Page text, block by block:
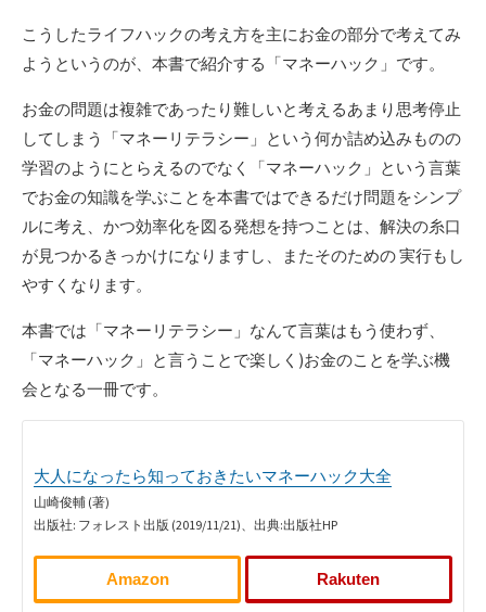
こうしたライフハックの考え方を主にお金の部分で考えてみ
ようというのが、本書で紹介する「マネーハック」です。
お金の問題は複雑であったり難しいと考えるあまり思考停止
してしまう「マネーリテラシー」という何か詰め込みものの
学習のようにとらえるのでなく「マネーハック」という言葉
でお金の知識を学ぶことを本書ではできるだけ問題をシンプ
ルに考え、かつ効率化を図る発想を持つことは、解決の糸口
が見つかるきっかけになりますし、またそのための 実行もし
やすくなります。
本書では「マネーリテラシー」なんて言葉はもう使わず、
「マネーハック」と言うことで楽しく)お金のことを学ぶ機
会となる一冊です。
大人になったら知っておきたいマネーハック大全
山崎俊輔 (著)
出版社: フォレスト出版 (2019/11/21)、出典:出版社HP
Amazon Rakuten